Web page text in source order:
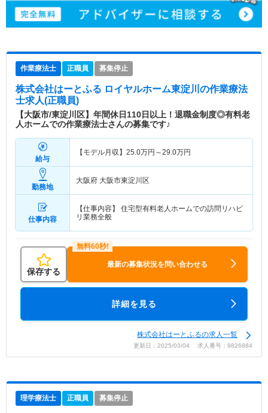
作業療法士 正職員 募集停止
株式会社はーとふる ロイヤルホーム東淀川 の作業療法
士求人(正職員)
【大阪市/東淀川区】年間休日110日以上！退職金制度◎有料老
人ホームでの作業療法士さんの募集です♪
給与
【モデル月収】 25.0万円～29.0万円
勤務地
大阪府 大阪市東淀川区
仕事内容
【仕事内容】 住宅型有料老人ホームでの訪問リハビ
リ業務全般
保存する
最新の募集状況を問い合わせる
詳細を見る
株式会社はーとふるの求人一覧
更新日：2025/03/04 求人番号：9826884
理学療法士 正職員 募集停止